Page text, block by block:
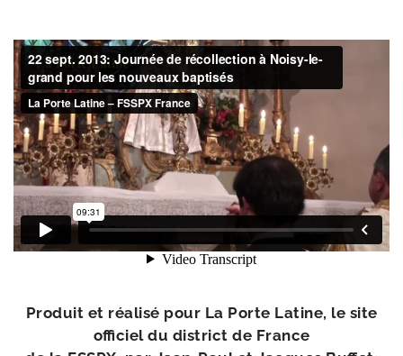
Produit et réa­li­sé pour La Porte Latine, le site
offi­ciel du dis­trict de France